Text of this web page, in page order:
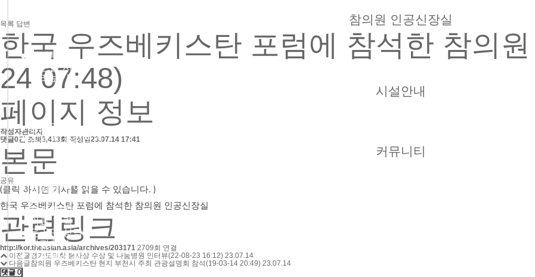
참의원 인공신장실
● 혈액투석
● 버튼홀 시술
● 둘러보기
시설안내
● 층별안내
● 참의원 둘러보기
커뮤니티
● 참의원 이야기
● 환우의 소리
● 협력 병원
● 의료 협력
● 온라인 상담
● 자필후기
● 사회복지실
목록 답변
한국 우즈베키스탄 포럼에 참석한 참의
24 07:48)
페이지 정보
작성자관리자
댓글0건 조회3,413회 작성일23.07.14 17:41
본문
공유
(클릭 하시면 기사를 읽을 수 있습니다. )
한국 우즈베키스탄 포럼에 참석한 참의원 인공신장실
관련링크
http://kor.theasian.asia/archives/203171 2709회 연결
이전글경기도의회 봉사상 수상 및 나눔병원 인터뷰(22-08-23 16:12) 23.07.14
다음글참의원 우즈베키스탄 현지 부천시 주최 관광설명회 참석(19-03-14 20:49) 23.07.14
댓글 0